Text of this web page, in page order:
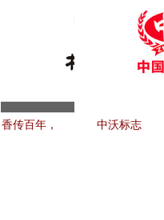
从标志到策
划的全方位
设计之道
香传百年，
中沃标志